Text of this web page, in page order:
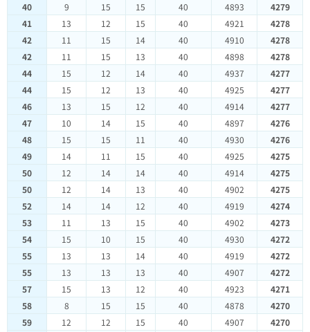
40
9 15 15 40 4893
4279
41
13 12 15 40 4921
4278
42
11 15 14 40 4910
4278
42
11 15 13 40 4898
4278
44
15 12 14 40 4937
4277
44
15 12 13 40 4925
4277
46
13 15 12 40 4914
4277
47
10 14 15 40 4897
4276
48
15 15 11 40 4930
4276
49
14 11 15 40 4925
4275
50
12 14 14 40 4914
4275
50
12 14 13 40 4902
4275
52
14 14 12 40 4919
4274
53
11 13 15 40 4902
4273
54
15 10 15 40 4930
4272
55
13 13 14 40 4919
4272
55
13 13 13 40 4907
4272
57
15 13 12 40 4923
4271
58
8 15 15 40 4878
4270
59
12 12 15 40 4907
4270